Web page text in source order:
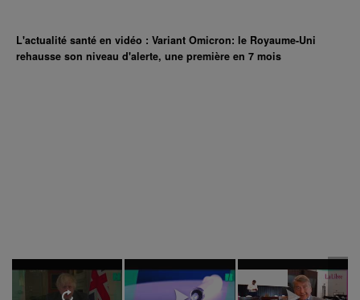
L'actualité santé en vidéo : Variant Omicron: le Royaume-Uni
rehausse son niveau d'alerte, une première en 7 mois